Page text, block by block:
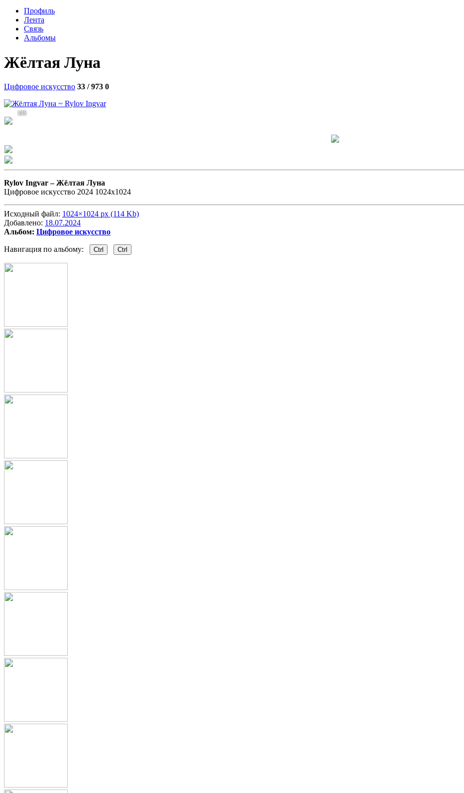
Профиль
Лента
Связь
Альбомы
Жёлтая Луна
Цифровое искусство 33 / 973 0
185
Rylov Ingvar –Жёлтая Луна
Цифровое искусство 2024 1024х1024
Исходный файл: 1024×1024 px (114 Kb)
Добавлено: 18.07.2024
Альбом: Цифровое искусство
Навигация по альбому: Ctrl Ctrl